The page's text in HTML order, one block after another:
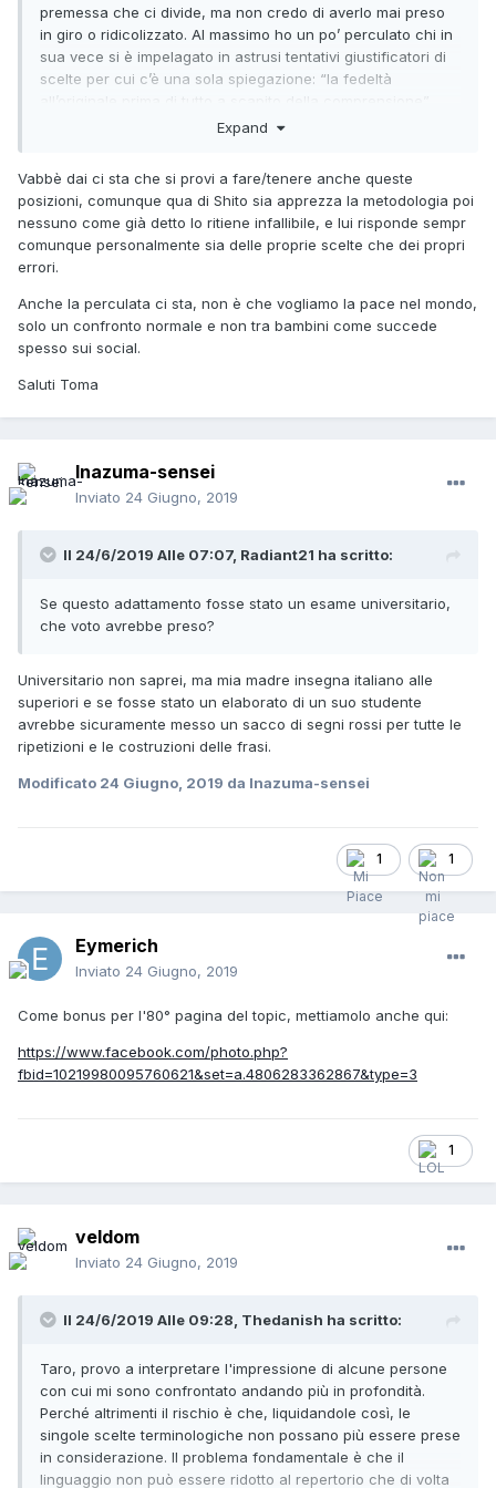
premessa che ci divide, ma non credo di averlo mai preso
in giro o ridicolizzato. Al massimo ho un po’ perculato chi in
sua vece si è impelagato in astrusi tentativi giustificatori di
scelte per cui c’è una sola spiegazione: “la fedeltà
Expand
Vabbè dai ci sta che si provi a fare/tenere anche queste
posizioni, comunque qua di Shito sia apprezza la metodologia poi
nessuno come già detto lo ritiene infallibile, e lui risponde sempr
comunque personalmente sia delle proprie scelte che dei propri
errori.
Anche la perculata ci sta, non è che vogliamo la pace nel mondo,
solo un confronto normale e non tra bambini come succede
spesso sui social.
Saluti Toma
Inazuma-sensei
Inviato 24 Giugno, 2019
Il 24/6/2019 Alle 07:07, Radiant21 ha scritto:
Se questo adattamento fosse stato un esame universitario,
che voto avrebbe preso?
Universitario non saprei, ma mia madre insegna italiano alle
superiori e se fosse stato un elaborato di un suo studente
avrebbe sicuramente messo un sacco di segni rossi per tutte le
ripetizioni e le costruzioni delle frasi.
Modificato 24 Giugno, 2019 da Inazuma-sensei
1 1
Eymerich
Inviato 24 Giugno, 2019
Come bonus per l'80° pagina del topic, mettiamolo anche qui:
https://www.facebook.com/photo.php?
fbid=10219980095760621&set=a.4806283362867&type=3
1
veldom
Inviato 24 Giugno, 2019
Il 24/6/2019 Alle 09:28, Thedanish ha scritto:
Taro, provo a interpretare l'impressione di alcune persone
con cui mi sono confrontato andando più in profondità.
Perché altrimenti il rischio è che, liquidandole così, le
singole scelte terminologiche non possano più essere prese
in considerazione. Il problema fondamentale è che il
linguaggio non può essere ridotto al repertorio che di volta